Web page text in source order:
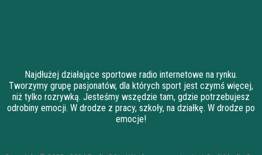
Najdłużej działające sportowe radio internetowe na rynku.
Tworzymy grupę pasjonatów, dla których sport jest czymś więcej,
niż tylko rozrywką. Jesteśmy wszędzie tam, gdzie potrzebujesz
odrobiny emocji. W drodze z pracy, szkoły, na działkę. W drodze po
emocje!